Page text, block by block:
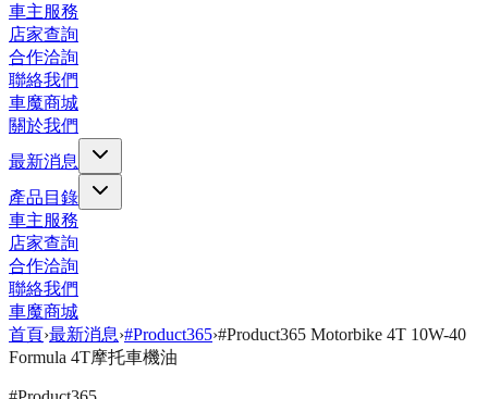
車主服務
店家查詢
合作洽詢
聯絡我們
車魔商城
關於我們
最新消息
產品目錄
車主服務
店家查詢
合作洽詢
聯絡我們
車魔商城
首頁›最新消息›#Product365›#Product365 Motorbike 4T 10W-40
Formula 4T摩托車機油